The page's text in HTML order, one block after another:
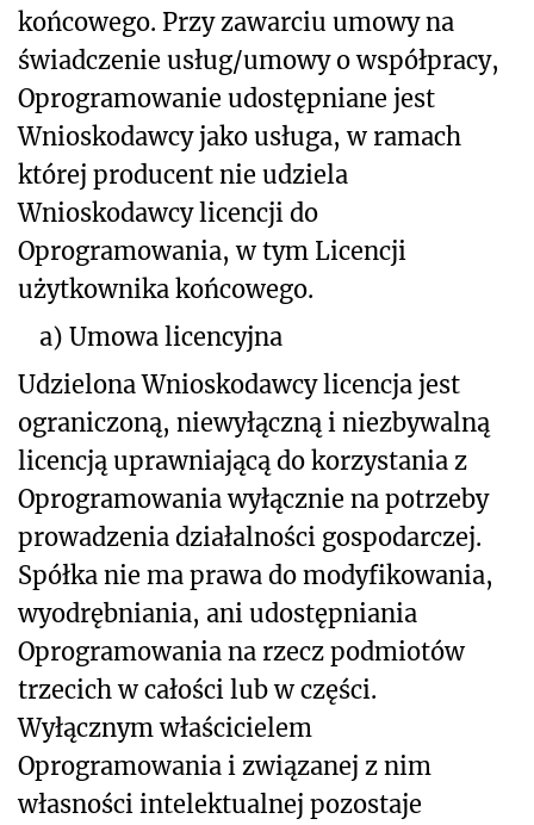
końcowego. Przy zawarciu umowy na
świadczenie usług/umowy o współpracy,
Oprogramowanie udostępniane jest
Wnioskodawcy jako usługa, w ramach
której producent nie udziela
Wnioskodawcy licencji do
Oprogramowania, w tym Licencji
użytkownika końcowego.
a) Umowa licencyjna
Udzielona Wnioskodawcy licencja jest
ograniczoną, niewyłączną i niezbywalną
licencją uprawniającą do korzystania z
Oprogramowania wyłącznie na potrzeby
prowadzenia działalności gospodarczej.
Spółka nie ma prawa do modyfikowania,
wyodrębniania, ani udostępniania
Oprogramowania na rzecz podmiotów
trzecich w całości lub w części.
Wyłącznym właścicielem
Oprogramowania i związanej z nim
własności intelektualnej pozostaje